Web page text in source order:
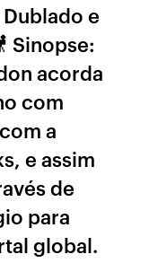
e
Sinopse:
acorda
com
a
e assim
de
para
global.